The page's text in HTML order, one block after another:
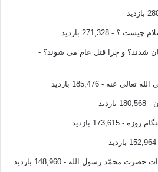
چیست ؟ - 271,328 بازدید
شدند؟ و چرا قتل عام می شوند؟ -
تعالی عنه - 185,476 بازدید
- 180,568 بازدید
روزه - 173,615 بازدید
حضرت محمّد رسول الله - 148,960 بازدید